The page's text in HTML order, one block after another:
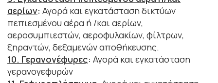
αερίων: Αγορά και εγκατάσταση δικτύων
πεπιεσμένου αέρα ή /και αερίων,
αεροσυμπιεστών, αεροφυλακίων, φίλτρων,
ξηραντών, δεξαμενών αποθήκευσης.
10. Γερανογέφυρες: Αγορά και εγκατάσταση
γερανογεφυρών